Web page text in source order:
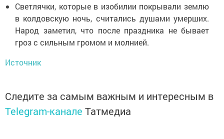
Светлячки, которые в изобилии покрывали землю
в колдовскую ночь, считались душами умерших.
Народ заметил, что после праздника не бывает
гроз с сильным громом и молнией.
Источник
Следите за самым важным и интересным в
Telegram-канале Татмедиа